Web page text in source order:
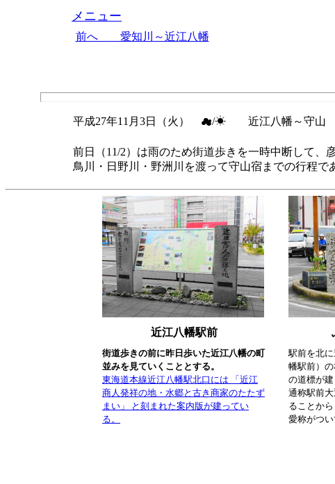
メニュー
前へ 愛知川～近江八幡
平成27年11月3日（火） ☁/☀ 近江八幡～守山
前日（11/2）は雨のため街道歩きを一時中断して
鳥川・日野川・野洲川を渡って守山宿までの行程で
近江八幡駅前
街道歩きの前に昨日歩いた近江八幡の町
並みを見ていくこととする。
東海道本線近江八幡駅北口には 「近江
商人発祥の地・水郷と古き商家のたたず
まい」 と刻まれた案内版が建ってい
る。
駅前を北
幡駅前）の
の道標が建
通称駅前
ることか
愛称がつい